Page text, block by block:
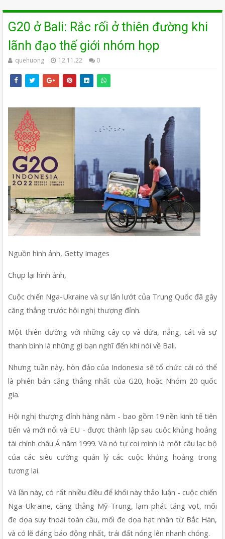
G20 ở Bali: Rắc rối ở thiên đường khi
lãnh đạo thế giới nhóm họp
quehuong 12.11.22 0
Nguồn hình ảnh, Getty Images
Chụp lại hình ảnh,
Cuộc chiến Nga-Ukraine và sự lấn lướt của Trung Quốc đã gây
căng thẳng trước hội nghị thượng đỉnh.
Một thiên đường với những cây cọ và dứa, nắng, cát và sự
thanh bình là những gì bạn nghĩ đến khi nói về Bali.
Nhưng tuần này, hòn đảo của Indonesia sẽ tổ chức cái có thể
là phiên bản căng thẳng nhất của G20, hoặc Nhóm 20 quốc
gia.
Hội nghị thượng đỉnh hàng năm - bao gồm 19 nền kinh tế tiên
tiến và mới nổi và EU - được thành lập sau cuộc khủng hoảng
tài chính châu Á năm 1999. Và nó tự coi mình là một câu lạc bộ
của các siêu cường quản lý các cuộc khủng hoảng trong
tương lai.
Và lần này, có rất nhiều điều để khối này thảo luận - cuộc chiến
Nga-Ukraine, căng thẳng Mỹ-Trung, lạm phát tăng vọt, mối
đe dọa suy thoái toàn cầu, mối đe dọa hạt nhân từ Bắc Hàn,
và có lẽ đáng báo động nhất, trái đất nóng lên nhanh chóng.